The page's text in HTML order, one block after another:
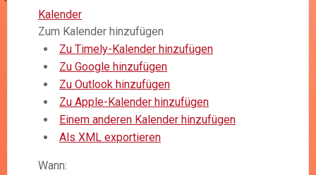
Kalender
Zum Kalender hinzufügen
Zu Timely-Kalender hinzufügen
Zu Google hinzufügen
Zu Outlook hinzufügen
Zu Apple-Kalender hinzufügen
Einem anderen Kalender hinzufügen
Als XML exportieren
Wann: